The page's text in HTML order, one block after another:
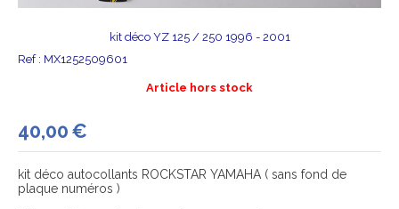
kit déco YZ 125 / 250 1996 - 2001
Ref : MX1252509601
40,00€
Article hors stock
kit déco autocollants ROCKSTAR YAMAHA ( sans fond de
plaque numéros )